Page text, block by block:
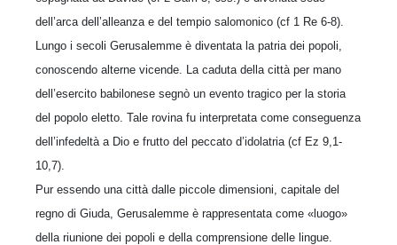
dell’arca dell’alleanza e del tempio salomonico (cf 1 Re 6-8).
Lungo i secoli Gerusalemme è diventata la patria dei popoli,
conoscendo alterne vicende. La caduta della città per mano
dell’esercito babilonese segnò un evento tragico per la storia
del popolo eletto. Tale rovina fu interpretata come conseguenza
dell’infedeltà a Dio e frutto del peccato d’idolatria (cf Ez 9,1-
10,7).
Pur essendo una città dalle piccole dimensioni, capitale del
regno di Giuda, Gerusalemme è rappresentata come «luogo»
della riunione dei popoli e della comprensione delle lingue.